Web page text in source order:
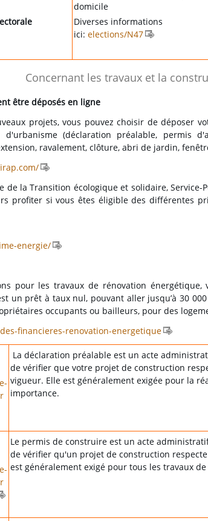
domicile
Diverses informations
ici: elections/N47
Concernant les travaux et la
être déposés en ligne
projets, vous pouvez choisir de déposer
d'urbanisme (déclaration préalable, permis
ravalement, clôture, abri de jardin,
de la Transition écologique et solidaire,
profiter si vous êtes éligible des différentes
energie/
pour les travaux de rénovation
un prêt à taux nul, pouvant aller jusqu’à 30
occupants ou bailleurs, pour des
financieres-renovation-energetique
La déclaration préalable est un acte
de vérifier que votre projet de construction
vigueur. Elle est généralement exigée pour la
importance.
Le permis de construire est un acte
de vérifier qu'un projet de construction
est généralement exigé pour tous les travaux